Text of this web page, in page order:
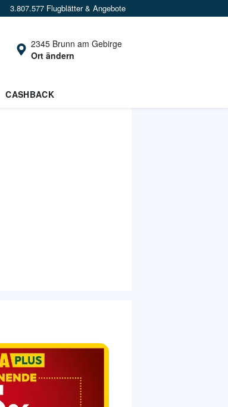
3.807.577 Flugblätter & Angebote
2345 Brunn am Gebirge
Ort ändern
CASHBACK